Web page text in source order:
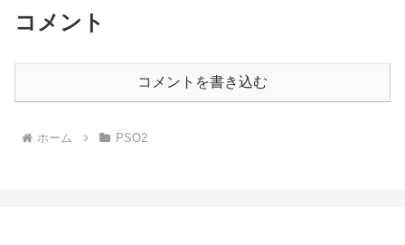
コメント
コメントを書き込む
ホーム PSO2